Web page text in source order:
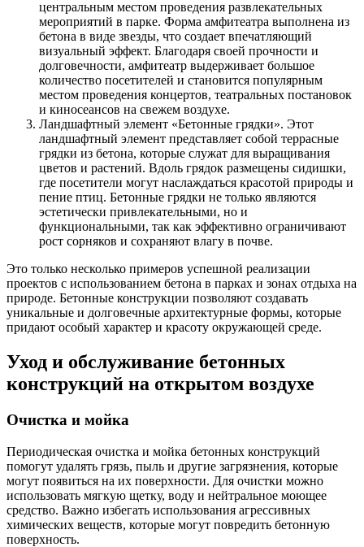
центральным местом проведения развлекательных
мероприятий в парке. Форма амфитеатра выполнена из
бетона в виде звезды, что создает впечатляющий
визуальный эффект. Благодаря своей прочности и
долговечности, амфитеатр выдерживает большое
количество посетителей и становится популярным
местом проведения концертов, театральных постановок
и киносеансов на свежем воздухе.
Ландшафтный элемент «Бетонные грядки». Этот
ландшафтный элемент представляет собой террасные
грядки из бетона, которые служат для выращивания
цветов и растений. Вдоль грядок размещены сидишки,
где посетители могут наслаждаться красотой природы и
пение птиц. Бетонные грядки не только являются
эстетически привлекательными, но и
функциональными, так как эффективно ограничивают
рост сорняков и сохраняют влагу в почве.
Это только несколько примеров успешной реализации
проектов с использованием бетона в парках и зонах отдыха на
природе. Бетонные конструкции позволяют создавать
уникальные и долговечные архитектурные формы, которые
придают особый характер и красоту окружающей среде.
Уход и обслуживание бетонных
конструкций на открытом воздухе
Очистка и мойка
Периодическая очистка и мойка бетонных конструкций
помогут удалять грязь, пыль и другие загрязнения, которые
могут появиться на их поверхности. Для очистки можно
использовать мягкую щетку, воду и нейтральное моющее
средство. Важно избегать использования агрессивных
химических веществ, которые могут повредить бетонную
поверхность.